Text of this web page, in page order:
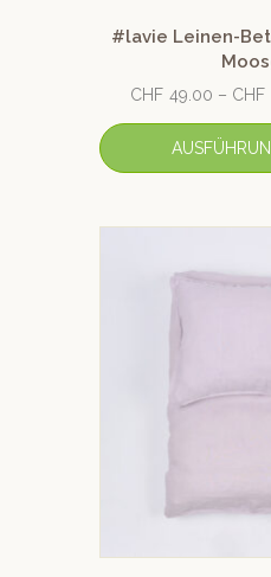
#lavie Leinen-
CHF 49.00 – CHF